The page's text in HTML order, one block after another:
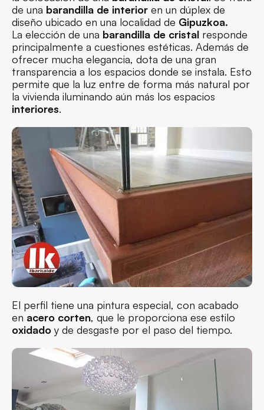
de una barandilla de interior en un dúplex de
diseño ubicado en una localidad de Gipuzkoa.
La elección de una barandilla de cristal responde
principalmente a cuestiones estéticas. Además de
ofrecer mucha elegancia, dota de una gran
transparencia a los espacios donde se instala. Esto
permite que la luz entre de forma más natural por
la vivienda iluminando aún más los espacios
interiores.
El perfil tiene una pintura especial, con acabado
en acero corten, que le proporciona ese estilo
oxidado y de desgaste por el paso del tiempo.